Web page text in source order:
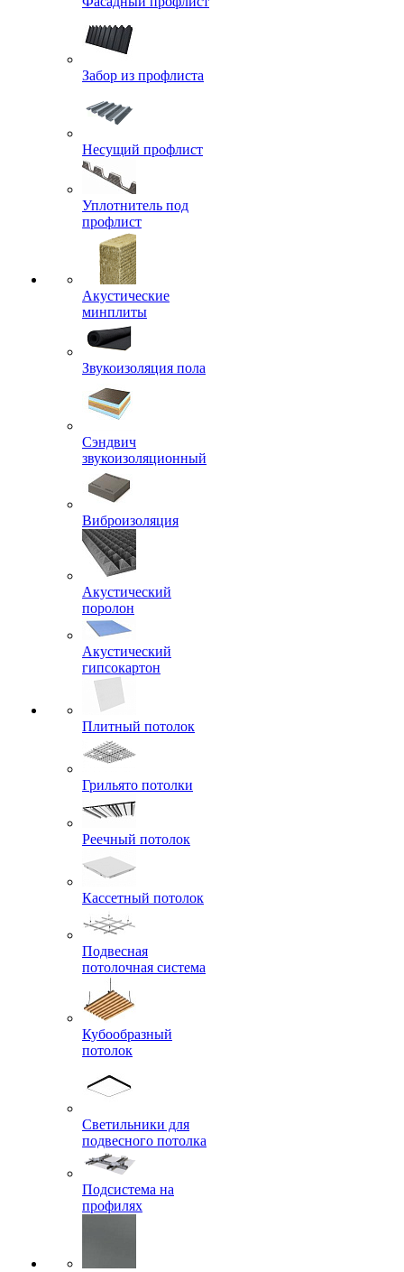
Забор из профлиста
Несущий профлист
Уплотнитель под
профлист
Акустические
минплиты
Звукоизоляция пола
Сэндвич
звукоизоляционный
Виброизоляция
Акустический
поролон
Акустический
гипсокартон
Плитный потолок
Грильято потолки
Реечный потолок
Кассетный потолок
Подвесная
потолочная система
Кубообразный
потолок
Светильники для
подвесного потолка
Подсистема на
профилях